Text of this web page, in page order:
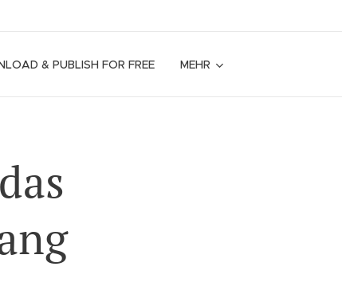
& PUBLISH FOR FREE MEHR